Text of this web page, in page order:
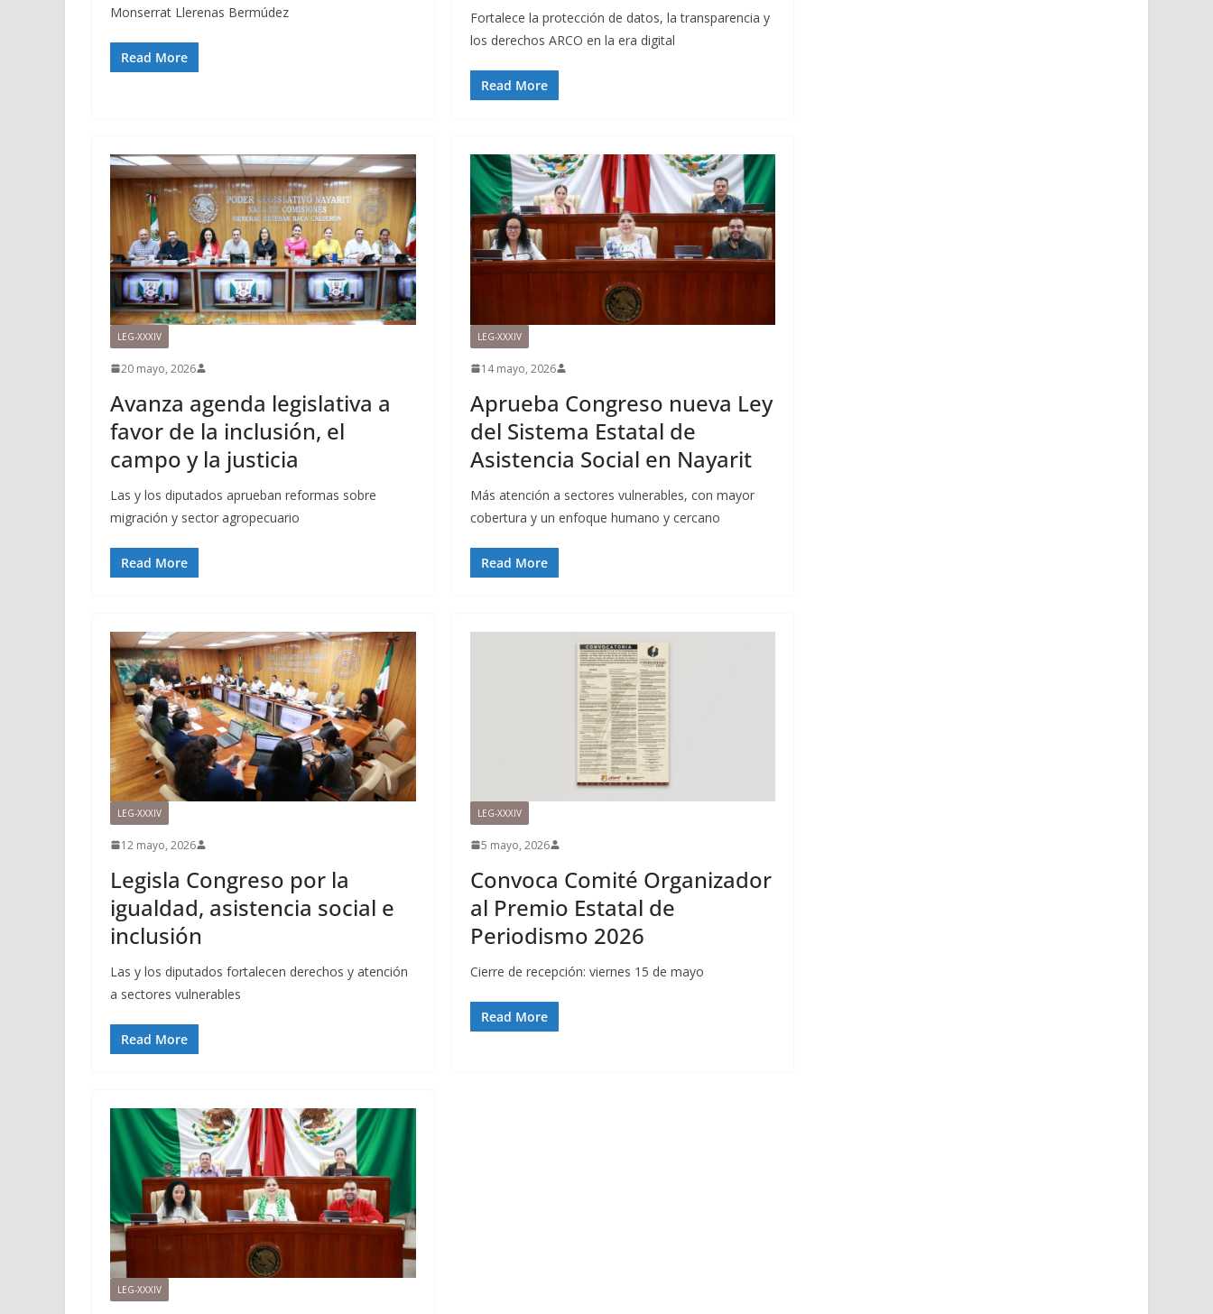
Monserrat Llerenas Bermúdez
Read More
Fortalece la protección de datos, la transparencia y
los derechos ARCO en la era digital
Read More
LEG-XXXIV
20 mayo, 2026
Avanza agenda legislativa a
favor de la inclusión, el
campo y la justicia
Las y los diputados aprueban reformas sobre
migración y sector agropecuario
Read More
LEG-XXXIV
14 mayo, 2026
Aprueba Congreso nueva Ley
del Sistema Estatal de
Asistencia Social en Nayarit
Más atención a sectores vulnerables, con mayor
cobertura y un enfoque humano y cercano
Read More
LEG-XXXIV
12 mayo, 2026
Legisla Congreso por la
igualdad, asistencia social e
inclusión
Las y los diputados fortalecen derechos y atención
a sectores vulnerables
Read More
LEG-XXXIV
5 mayo, 2026
Convoca Comité Organizador
al Premio Estatal de
Periodismo 2026
Cierre de recepción: viernes 15 de mayo
Read More
LEG-XXXIV